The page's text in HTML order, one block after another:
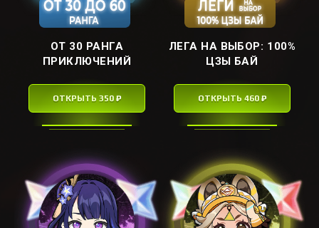
ОТ 30 РАНГА
ПРИКЛЮЧЕНИЙ
ОТКРЫТЬ 350 ₽
ЛЕГА НА ВЫБОР: ㅤ100%
ЦЗЫ БАЙㅤ
ОТКРЫТЬ 460 ₽